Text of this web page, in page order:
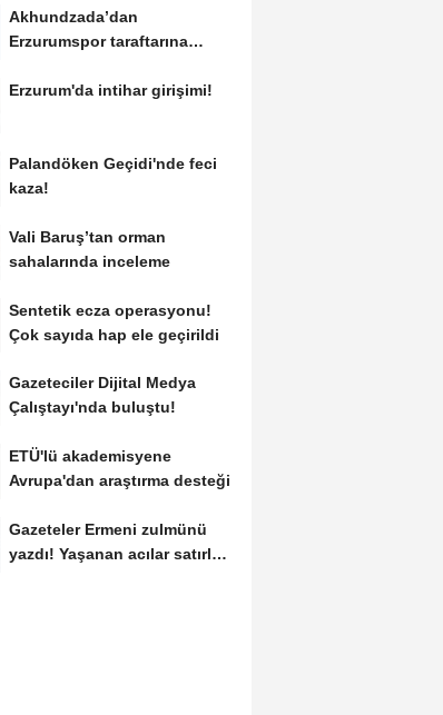
Akhundzada’dan
Erzurumspor taraftarına
Dadaşlar!"...
Erzurum'da intihar girişimi!
Palandöken Geçidi'nde feci
kaza!
Vali Baruş’tan orman
sahalarında inceleme
Sentetik ecza operasyonu!
Çok sayıda hap ele geçirildi
Gazeteciler Dijital Medya
Çalıştayı'nda buluştu!
ETÜ'lü akademisyene
Avrupa'dan araştırma desteği
Gazeteler Ermeni zulmünü
yazdı! Yaşanan acılar satırlara